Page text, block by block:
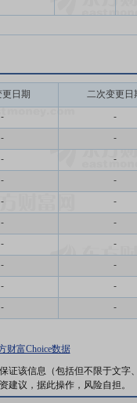
日期 二次变更日
- -
- -
- -
- -
- -
- -
- -
- -
- -
- -
财富Choice数据
该信息（包括但不限于文
议，据此操作，风险自担。